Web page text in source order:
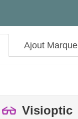
Ajout Marque
Visioptic